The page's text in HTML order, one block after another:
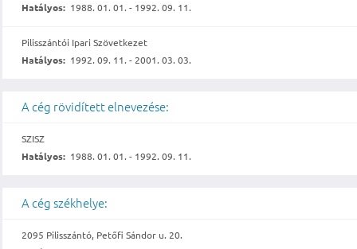
Hatályos: 1988. 01. 01. - 1992. 09. 11.
Pilisszántói Ipari Szövetkezet
Hatályos: 1992. 09. 11. - 2001. 03. 03.
A cég rövidített elnevezése:
SZISZ
Hatályos: 1988. 01. 01. - 1992. 09. 11.
A cég székhelye:
2095 Pilisszántó, Petőfi Sándor u. 20.